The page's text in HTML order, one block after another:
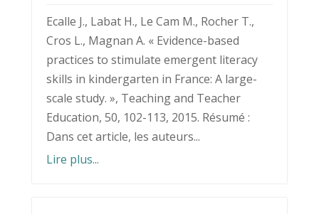
Ecalle J., Labat H., Le Cam M., Rocher T.,
Cros L., Magnan A. « Evidence-based
practices to stimulate emergent literacy
skills in kindergarten in France: A large-
scale study. », Teaching and Teacher
Education, 50, 102-113, 2015. Résumé :
Dans cet article, les auteurs...
Lire plus...